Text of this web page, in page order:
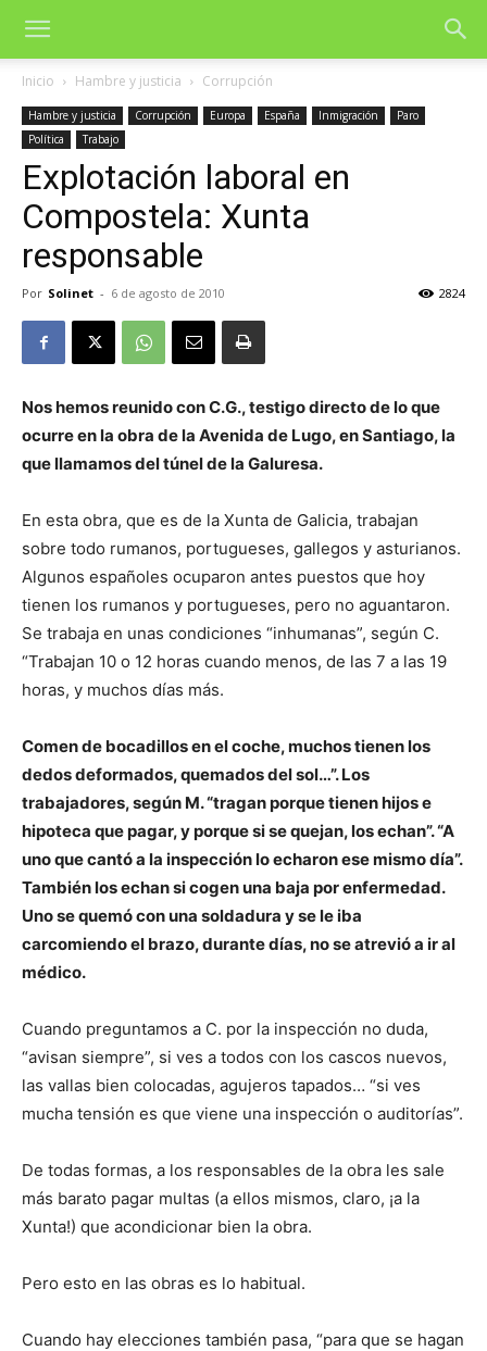
Inicio Hambre y justicia Corrupción
Hambre y justicia Corrupción Europa España Inmigración
Paro
Política
Trabajo
Explotación laboral en
Compostela: Xunta
responsable
Por Solinet - 6 de agosto de 2010 2824
Nos hemos reunido con C.G., testigo directo de lo que
ocurre en la obra de la Avenida de Lugo, en Santiago, la
que llamamos del túnel de la Galuresa.
En esta obra, que es de la Xunta de Galicia, trabajan
sobre todo rumanos, portugueses, gallegos y asturianos.
Algunos españoles ocuparon antes puestos que hoy
tienen los rumanos y portugueses, pero no aguantaron.
Se trabaja en unas condiciones “inhumanas”, según C.
“Trabajan 10 o 12 horas cuando menos, de las 7 a las 19
horas, y muchos días más.
Comen de bocadillos en el coche, muchos tienen los
dedos deformados, quemados del sol…”. Los
trabajadores, según M. “tragan porque tienen hijos e
hipoteca que pagar, y porque si se quejan, los echan”. “A
uno que cantó a la inspección lo echaron ese mismo día”.
También los echan si cogen una baja por enfermedad.
Uno se quemó con una soldadura y se le iba
carcomiendo el brazo, durante días, no se atrevió a ir al
médico.
Cuando preguntamos a C. por la inspección no duda,
“avisan siempre”, si ves a todos con los cascos nuevos,
las vallas bien colocadas, agujeros tapados… “si ves
mucha tensión es que viene una inspección o auditorías”.
De todas formas, a los responsables de la obra les sale
más barato pagar multas (a ellos mismos, claro, ¡a la
Xunta!) que acondicionar bien la obra.
Pero esto en las obras es lo habitual.
Cuando hay elecciones también pasa, “para que se hagan